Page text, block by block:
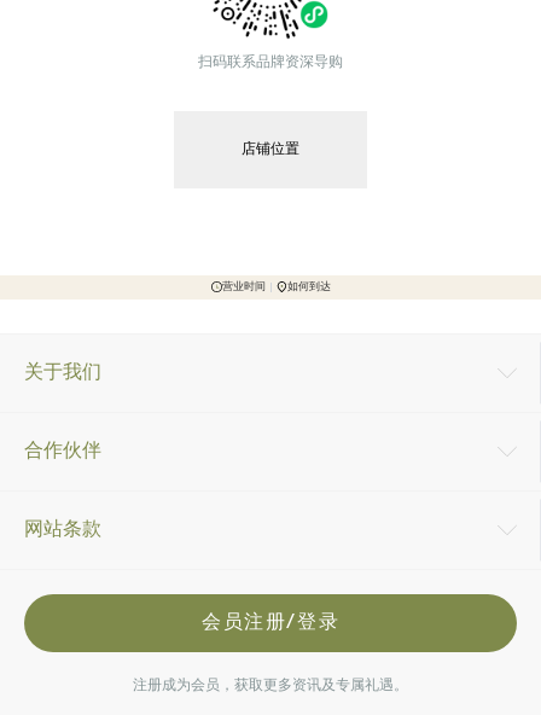
扫码联系品牌资深导购
店铺位置
营业时间 如何到达
关于我们
合作伙伴
网站条款
会员注册/登录
注册成为会员，获取更多资讯及专属礼遇。